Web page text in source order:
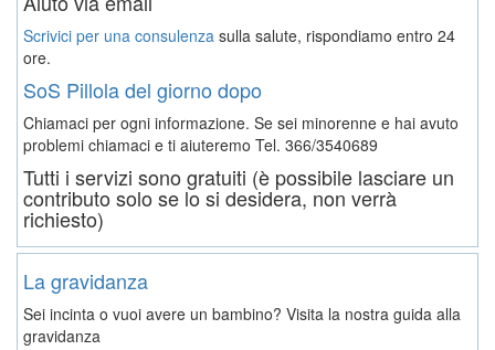
Scrivici per una consulenza sulla salute, rispondiamo entro 24
ore.
SoS Pillola del giorno dopo
Chiamaci per ogni informazione. Se sei minorenne e hai avuto
problemi chiamaci e ti aiuteremo Tel. 366/3540689
Tutti i servizi sono gratuiti (è possibile lasciare un
contributo solo se lo si desidera, non verrà
richiesto)
La gravidanza
Sei incinta o vuoi avere un bambino? Visita la nostra guida alla
gravidanza